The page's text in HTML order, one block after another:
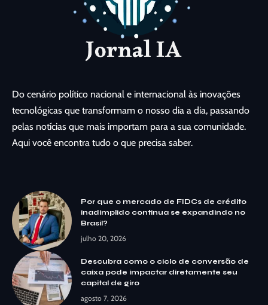
Do cenário político nacional e internacional às inovações
tecnológicas que transformam o nosso dia a dia, passando
pelas notícias que mais importam para a sua comunidade.
Aqui você encontra tudo o que precisa saber.
Por que o mercado de FIDCs de crédito
inadimplido continua se expandindo no
Brasil?
julho 20, 2026
Descubra como o ciclo de conversão de
caixa pode impactar diretamente seu
capital de giro
agosto 7, 2026